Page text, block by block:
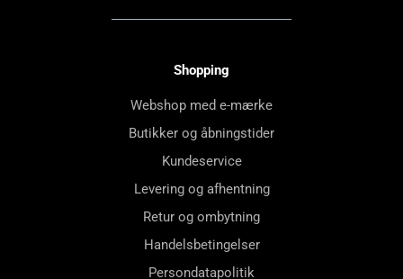
Shopping
Webshop med e-mærke
Butikker og åbningstider
Kundeservice
Levering og afhentning
Retur og ombytning
Handelsbetingelser
Persondatapolitik